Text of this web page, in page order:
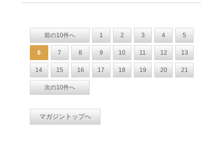
前の10件へ 1 2 3 4 5
6 7 8 9 10 11 12 13
14 15 16 17 18 19 20 21
次の10件へ
マガジントップへ